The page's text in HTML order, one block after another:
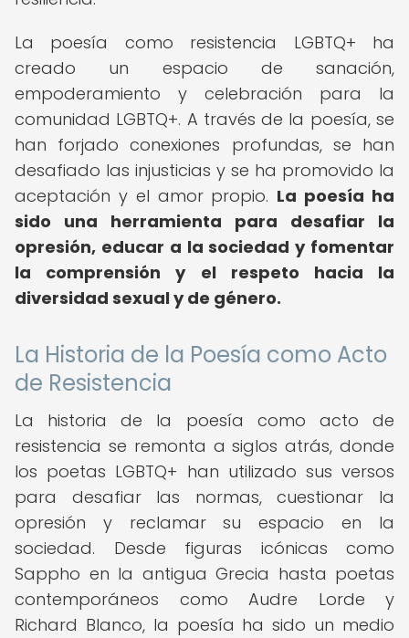
La poesía como resistencia LGBTQ+ ha
creado un espacio de sanación,
empoderamiento y celebración para la
comunidad LGBTQ+. A través de la poesía, se
han forjado conexiones profundas, se han
desafiado las injusticias y se ha promovido la
aceptación y el amor propio. La poesía ha
sido una herramienta para desafiar la
opresión, educar a la sociedad y fomentar
la comprensión y el respeto hacia la
diversidad sexual y de género.
La Historia de la Poesía como Acto
de Resistencia
La historia de la poesía como acto de
resistencia se remonta a siglos atrás, donde
los poetas LGBTQ+ han utilizado sus versos
para desafiar las normas, cuestionar la
opresión y reclamar su espacio en la
sociedad. Desde figuras icónicas como
Sappho en la antigua Grecia hasta poetas
contemporáneos como Audre Lorde y
Richard Blanco, la poesía ha sido un medio